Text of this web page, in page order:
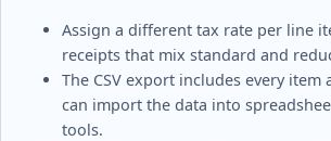
Assign a different tax rate per line
receipts that mix standard and
The CSV export includes every item
can import the data into
tools.